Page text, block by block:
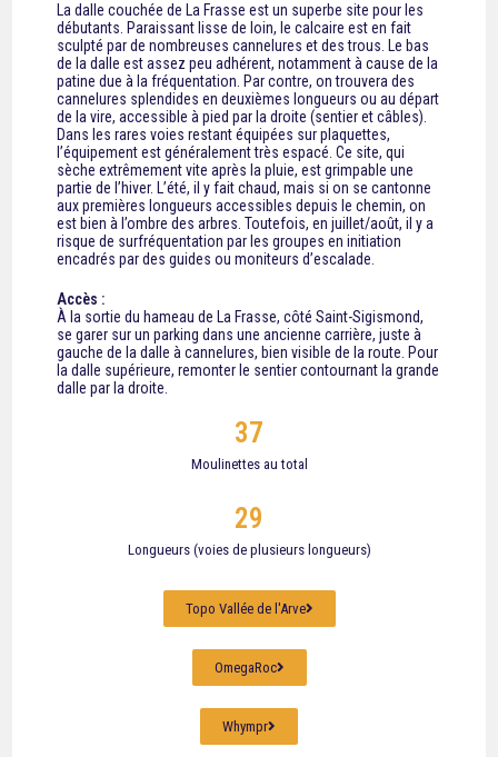
La dalle couchée de La Frasse est un superbe site pour les
débutants. Paraissant lisse de loin, le calcaire est en fait
sculpté par de nombreuses cannelures et des trous. Le bas
de la dalle est assez peu adhérent, notamment à cause de la
patine due à la fréquentation. Par contre, on trouvera des
cannelures splendides en deuxièmes longueurs ou au départ
de la vire, accessible à pied par la droite (sentier et câbles).
Dans les rares voies restant équipées sur plaquettes,
l’équipement est généralement très espacé. Ce site, qui
sèche extrêmement vite après la pluie, est grimpable une
partie de l’hiver. L’été, il y fait chaud, mais si on se cantonne
aux premières longueurs accessibles depuis le chemin, on
est bien à l’ombre des arbres. Toutefois, en juillet/août, il y a
risque de surfréquentation par les groupes en initiation
encadrés par des guides ou moniteurs d’escalade.
Accès :
À la sortie du hameau de La Frasse, côté Saint-Sigismond,
se garer sur un parking dans une ancienne carrière, juste à
gauche de la dalle à cannelures, bien visible de la route. Pour
la dalle supérieure, remonter le sentier contournant la grande
dalle par la droite.
Moulinettes au total
37
Longueurs (voies de plusieurs longueurs)
29
Topo Vallée de l'Arve
OmegaRoc
Whympr